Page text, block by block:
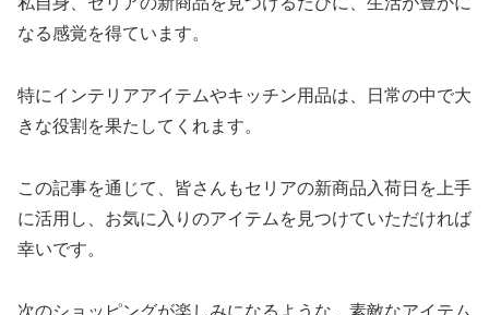
なる感覚を得ています。
特にインテリアアイテムやキッチン用品は、日常の中で大
きな役割を果たしてくれます。
この記事を通じて、皆さんもセリアの新商品入荷日を上手
に活用し、お気に入りのアイテムを見つけていただければ
幸いです。
次のショッピングが楽しみになるような、素敵なアイテム